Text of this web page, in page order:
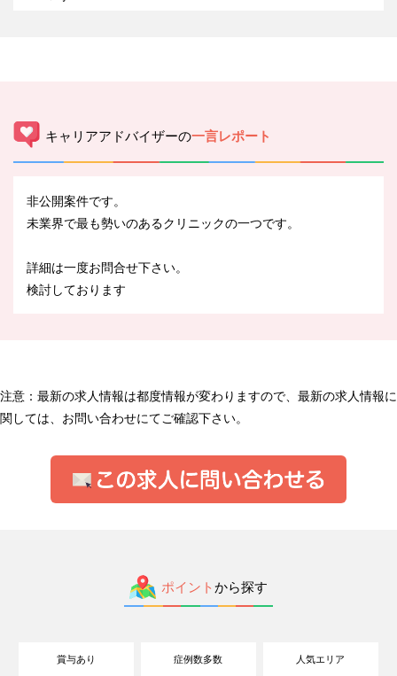
キャリアアドバイザーの一言レポート
非公開案件です。
未業界で最も勢いのあるクリニックの一つです。
詳細は一度お問合せ下さい。
検討しております
注意：最新の求人情報は都度情報が変わりますので、最新の求人情報に
関しては、お問い合わせにてご確認下さい。
ポイントから探す
賞与あり 症例数多数 人気エリア